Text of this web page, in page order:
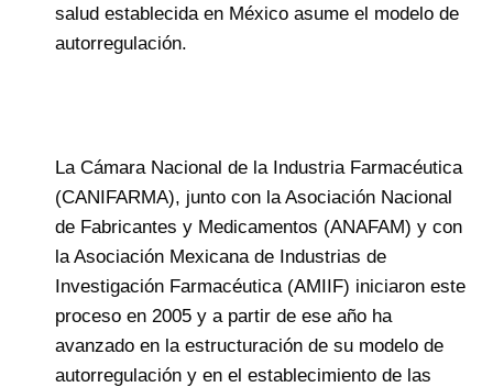
salud establecida en México asume el modelo de
autorregulación.
La Cámara Nacional de la Industria Farmacéutica
(CANIFARMA), junto con la Asociación Nacional
de Fabricantes y Medicamentos (ANAFAM) y con
la Asociación Mexicana de Industrias de
Investigación Farmacéutica (AMIIF) iniciaron este
proceso en 2005 y a partir de ese año ha
avanzado en la estructuración de su modelo de
autorregulación y en el establecimiento de las